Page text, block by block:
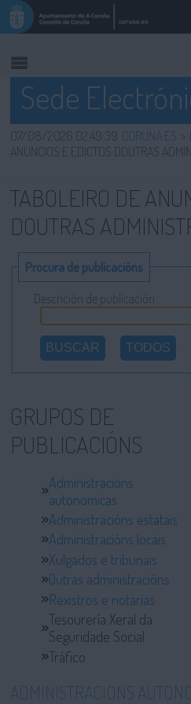
Sede
07/08/2026 02:49:39 CORUNA.ES
ANUNCIOS E EDICTOS DOUTRAS
TABOLEIRO DE
DOUTRAS
Procura de publicacións
Descrición de publicación
GRUPOS DE
PUBLICACIÓNS
Administracions
autonomicas
Administracións estatais
Administracións locais
Xulgados e tribunais
Outras administracións
Rexistros e notarías
Tesourería Xeral da
Seguridade Social
Tráfico
ADMINISTRACIONS